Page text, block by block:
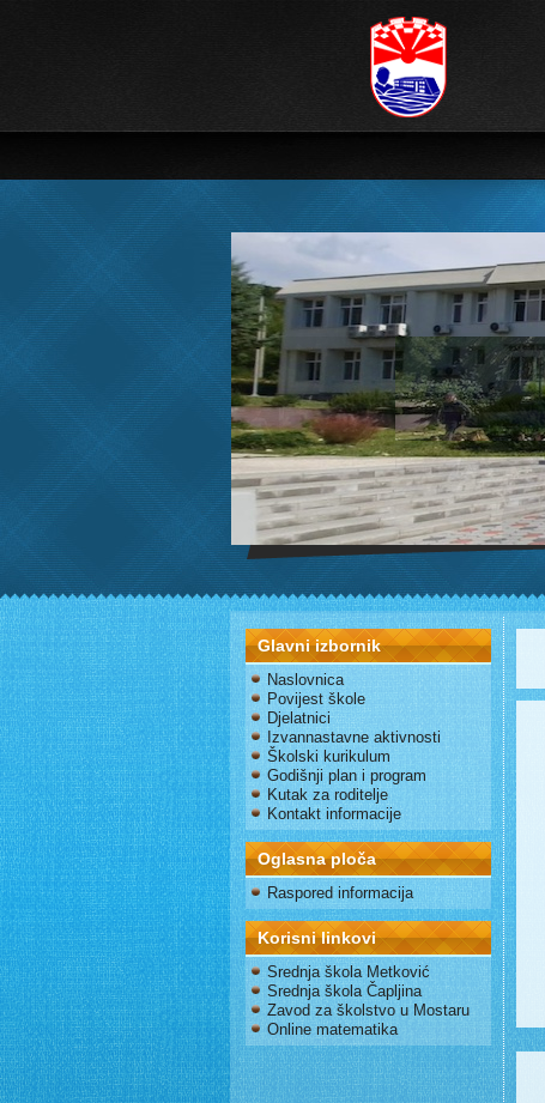
Glavni izbornik
Naslovnica
Povijest škole
Djelatnici
Izvannastavne aktivnosti
Školski kurikulum
Godišnji plan i program
Kutak za roditelje
Kontakt informacije
Oglasna ploča
Raspored informacija
Korisni linkovi
Srednja škola Metković
Srednja škola Čapljina
Zavod za školstvo u Mostaru
Online matematika